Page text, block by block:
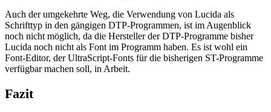
Auch der umgekehrte Weg, die Verwendung von Lucida als
Schrifttyp in den gängigen DTP-Programmen, ist im Augenblick
noch nicht möglich, da die Hersteller der DTP-Programme bisher
Lucida noch nicht als Font im Programm haben. Es ist wohl ein
Font-Editor, der UltraScript-Fonts für die bisherigen ST-Programme
verfügbar machen soll, in Arbeit.
Fazit